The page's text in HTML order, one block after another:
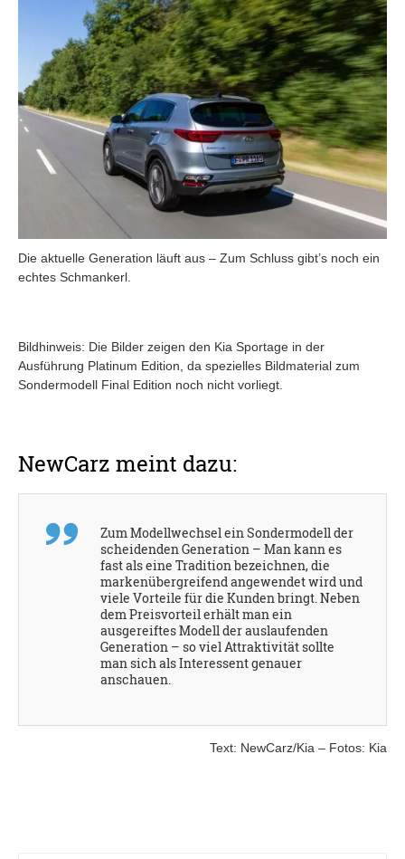
Die aktuelle Generation läuft aus – Zum Schluss gibt’s noch ein
echtes Schmankerl.
Bildhinweis: Die Bilder zeigen den Kia Sportage in der
Ausführung Platinum Edition, da spezielles Bildmaterial zum
Sondermodell Final Edition noch nicht vorliegt.
NewCarz meint dazu:
Zum Modellwechsel ein Sondermodell der
scheidenden Generation – Man kann es
fast als eine Tradition bezeichnen, die
markenübergreifend angewendet wird und
viele Vorteile für die Kunden bringt. Neben
dem Preisvorteil erhält man ein
ausgereiftes Modell der auslaufenden
Generation – so viel Attraktivität sollte
man sich als Interessent genauer
anschauen.
Text: NewCarz/Kia – Fotos: Kia